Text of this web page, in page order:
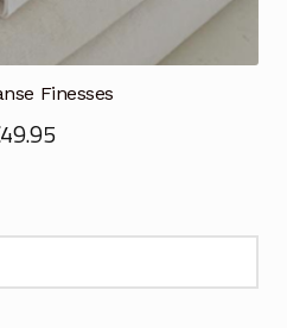
Finesses
49.95